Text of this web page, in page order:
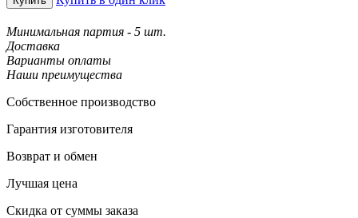
Минимальная партия - 5 шт.
Доставка
Варианты оплаты
Наши преимущества
Собственное производство
Гарантия изготовителя
Возврат и обмен
Лучшая цена
Скидка от суммы заказа